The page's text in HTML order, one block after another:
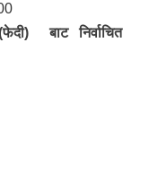
बाट निर्वाचित